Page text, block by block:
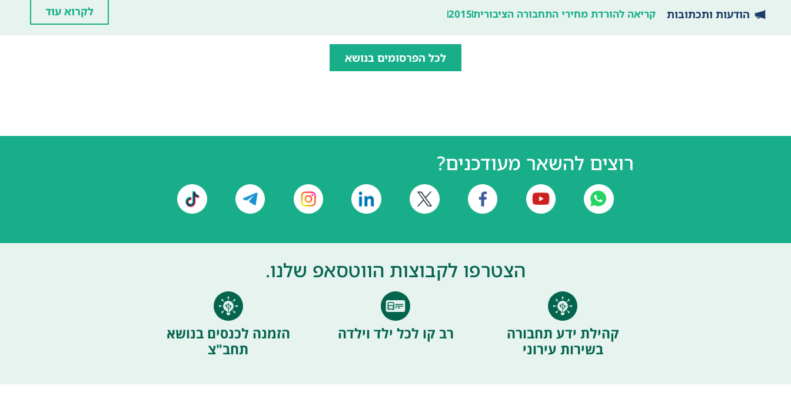
הודעות ותכתובות קריאה להורדת מחירי התחבורה הציבורית2015 לקרוא עוד
לכל הפרסומים בנושא
רוצים להשאר מעודכנים?
הצטרפו לקבוצות הווטסאפ שלנו.
קהילת ידע תחבורה
בשירות עירוני
רב קו לכל ילד וילדה
הזמנה לכנסים בנושא
תחב"צ